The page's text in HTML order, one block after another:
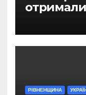
отримали
РІВНЕНЩИНА